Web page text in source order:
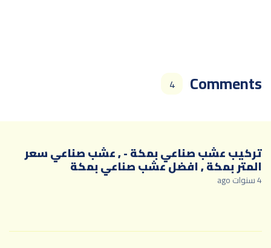
Comments
4
تركيب عشب صناعي بمكة - , عشب صناعي سعر
المتر بمكة , افضل عشب صناعي بمكة
4 سنوات ago